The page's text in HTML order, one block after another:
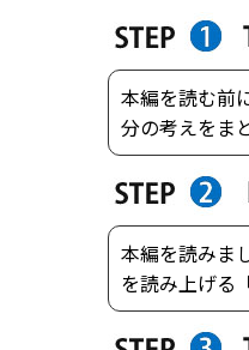
本編を読む前
分の考えをま
本編を読みま
を読み上げる